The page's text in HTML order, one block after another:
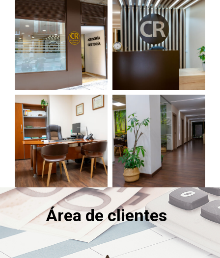
Área de clientes